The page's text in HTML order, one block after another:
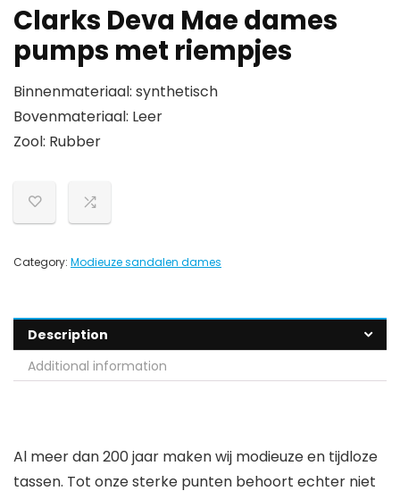
Clarks Deva Mae dames
pumps met riempjes
Binnenmateriaal: synthetisch
Bovenmateriaal: Leer
Zool: Rubber
Category: Modieuze sandalen dames
Description
Additional information
Al meer dan 200 jaar maken wij modieuze en tijdloze
tassen. Tot onze sterke punten behoort echter niet